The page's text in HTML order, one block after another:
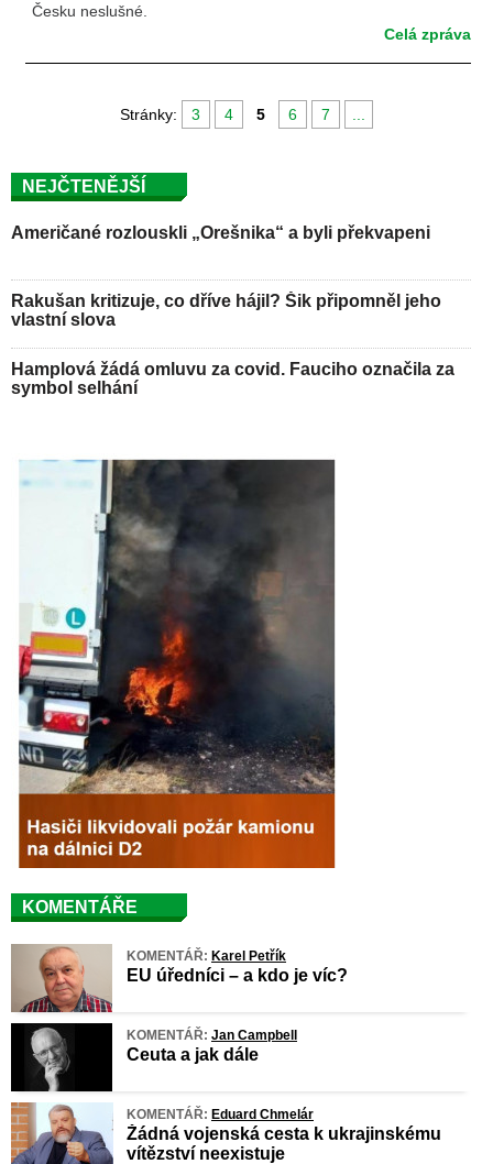
Česku neslušné.
Celá zpráva
Stránky: 3 4 5 6 7
NEJČTENĚJŠÍ
Američané rozlouskli „Orešnika“ a byli překvapeni
Rakušan kritizuje, co dříve hájil? Šik připomněl jeho
vlastní slova
Hamplová žádá omluvu za covid. Fauciho označila za
symbol selhání
KOMENTÁŘE
KOMENTÁŘ: Karel Petřík
EU úředníci – a kdo je víc?
KOMENTÁŘ: Jan Campbell
Ceuta a jak dále
KOMENTÁŘ: Eduard Chmelár
Žádná vojenská cesta k ukrajinskému
vítězství neexistuje